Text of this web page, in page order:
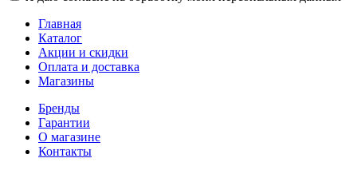
Главная
Каталог
Акции и скидки
Оплата и доставка
Магазины
Бренды
Гарантии
О магазине
Контакты